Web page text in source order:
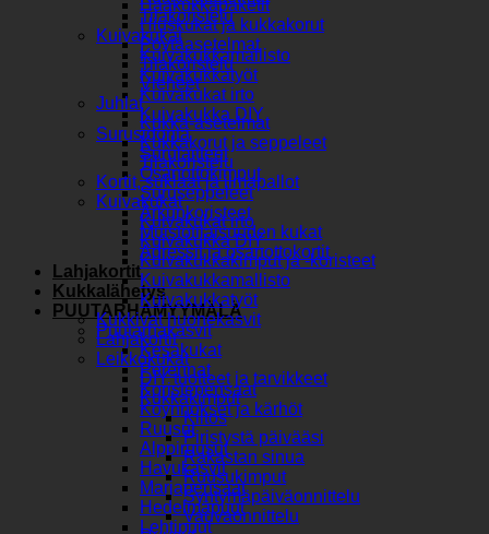
Tilakoristelu
Kuivakukat
Kuivakukkamallisto
Kuivakukkatyöt
Kuivakukat irto
Kuivakukka DIY
Surusidonta
Surulaitteet
Osanottokimput
Suruseppeleet
Arkunkoristeet
Muistotilaisuuden kukat
Adressit ja osanottokortit
Lahjakortit
Kukkalähetys
PUUTARHAMYYMÄLÄ
Puutarhakasvit
Kesäkukat
Perennat
Koristepensaat
Köynnökset ja kärhöt
Ruusut
Alppiruusut
Havukasvit
Marjapensaat
Hedelmäpuut
Lehtipuut
Hääkukkapaketit
Hiuskukat ja kukkakorut
Pöytäasetelmat
Tilakoristelu
Vieheet
Juhlat
Kukka-asetelmat
Kukkakorut ja seppeleet
Tilakoristelu
Kortit, suklaat ja ilmapallot
Kuivakukat
Kuivakukat irto
Kuivakukka DIY
Kuivakukkakimput ja -koristeet
Kuivakukkamallisto
Kuivakukkatyöt
Kukkivat huonekasvit
Lahjakortit
Leikkokukat
DIY tuotteet ja tarvikkeet
Kukkakimput
Kiitos
Piristystä päivääsi
Rakastan sinua
Ruusukimput
Syntymäpäiväonnittelu
Vauvaonnittelu